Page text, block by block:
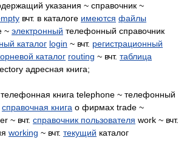
указания ~ справочник ~
вчт. в каталоге имеются файлы
~ электронный телефонный справочник
каталог login ~ вчт. регистрационный
каталог routing ~ вчт. таблица
адресная книга;
книга telephone ~ телефонный
справочная книга о фирмах trade ~
~ вчт. справочник пользователя work ~ вчт.
working ~ вчт. текущий каталог